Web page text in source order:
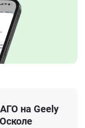
на Geely